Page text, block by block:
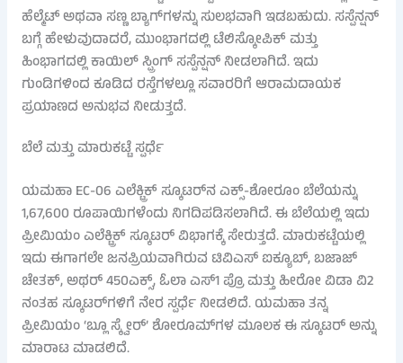
ಹೆಲ್ಮೆಟ್ ಅಥವಾ ಸಣ್ಣ ಬ್ಯಾಗ್‌ಗಳನ್ನು ಸುಲಭವಾಗಿ ಇಡಬಹುದು. ಸಸ್ಪೆನ್ಷನ್
ಬಗ್ಗೆ ಹೇಳುವುದಾದರೆ, ಮುಂಭಾಗದಲ್ಲಿ ಟೆಲಿಸ್ಕೋಪಿಕ್ ಮತ್ತು
ಹಿಂಭಾಗದಲ್ಲಿ ಕಾಯಿಲ್ ಸ್ಪ್ರಿಂಗ್ ಸಸ್ಪೆನ್ಷನ್ ನೀಡಲಾಗಿದೆ. ಇದು
ಗುಂಡಿಗಳಿಂದ ಕೂಡಿದ ರಸ್ತೆಗಳಲ್ಲೂ ಸವಾರರಿಗೆ ಆರಾಮದಾಯಕ
ಪ್ರಯಾಣದ ಅನುಭವ ನೀಡುತ್ತದೆ.
ಬೆಲೆ ಮತ್ತು ಮಾರುಕಟ್ಟೆ ಸ್ಪರ್ಧೆ
ಯಮಹಾ EC-06 ಎಲೆಕ್ಟ್ರಿಕ್ ಸ್ಕೂಟರ್‌ನ ಎಕ್ಸ್-ಶೋರೂಂ ಬೆಲೆಯನ್ನು
1,67,600 ರೂಪಾಯಿಗಳೆಂದು ನಿಗದಿಪಡಿಸಲಾಗಿದೆ. ಈ ಬೆಲೆಯಲ್ಲಿ ಇದು
ಪ್ರೀಮಿಯಂ ಎಲೆಕ್ಟ್ರಿಕ್ ಸ್ಕೂಟರ್ ವಿಭಾಗಕ್ಕೆ ಸೇರುತ್ತದೆ. ಮಾರುಕಟ್ಟೆಯಲ್ಲಿ
ಇದು ಈಗಾಗಲೇ ಜನಪ್ರಿಯವಾಗಿರುವ ಟಿವಿಎಸ್ ಐಕ್ಯೂಬ್, ಬಜಾಜ್
ಚೇತಕ್, ಅಥರ್ 450ಎಕ್ಸ್, ಓಲಾ ಎಸ್‌1 ಪ್ರೊ ಮತ್ತು ಹೀರೋ ವಿಡಾ ವಿ2
ನಂತಹ ಸ್ಕೂಟರ್‌ಗಳಿಗೆ ನೇರ ಸ್ಪರ್ಧೆ ನೀಡಲಿದೆ. ಯಮಹಾ ತನ್ನ
ಪ್ರೀಮಿಯಂ ‘ಬ್ಲೂ ಸ್ಕ್ವೇರ್’ ಶೋರೂಮ್‌ಗಳ ಮೂಲಕ ಈ ಸ್ಕೂಟರ್ ಅನ್ನು
ಮಾರಾಟ ಮಾಡಲಿದೆ.